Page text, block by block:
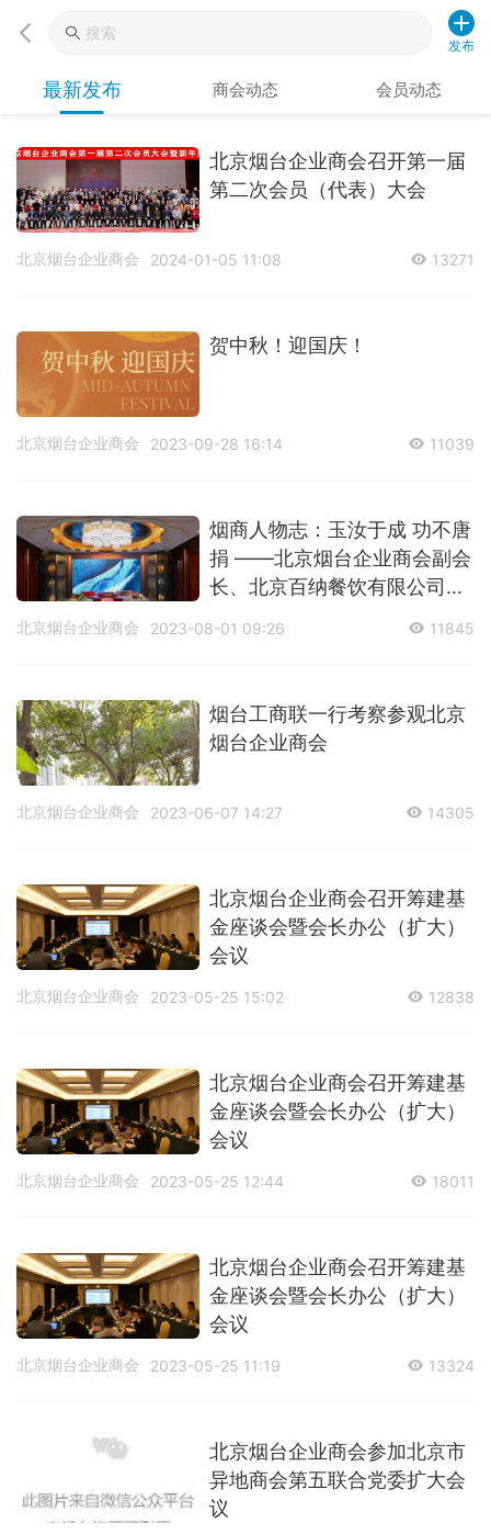
发布
最新发布 商会动态 会员动态
北京烟台企业商会召开第一届
第二次会员（代表）大会
北京烟台企业商会 2024-01-05 11:08 13271
贺中秋！迎国庆！
北京烟台企业商会 2023-09-28 16:14 11039
烟商人物志：玉汝于成 功不唐
捐 ——北京烟台企业商会副会
长、北京百纳餐饮有限公司总
北京烟台企业商会 2023-08-01 09:26 11845
烟台工商联一行考察参观北京
烟台企业商会
北京烟台企业商会 2023-06-07 14:27 14305
​北京烟台企业商会召开筹建基
金座谈会暨会长办公（扩大）
会议
北京烟台企业商会 2023-05-25 15:02 12838
​北京烟台企业商会召开筹建基
金座谈会暨会长办公（扩大）
会议
北京烟台企业商会 2023-05-25 12:44 18011
​北京烟台企业商会召开筹建基
金座谈会暨会长办公（扩大）
会议
北京烟台企业商会 2023-05-25 11:19 13324
北京烟台企业商会参加北京市
异地商会第五联合党委扩大会
议